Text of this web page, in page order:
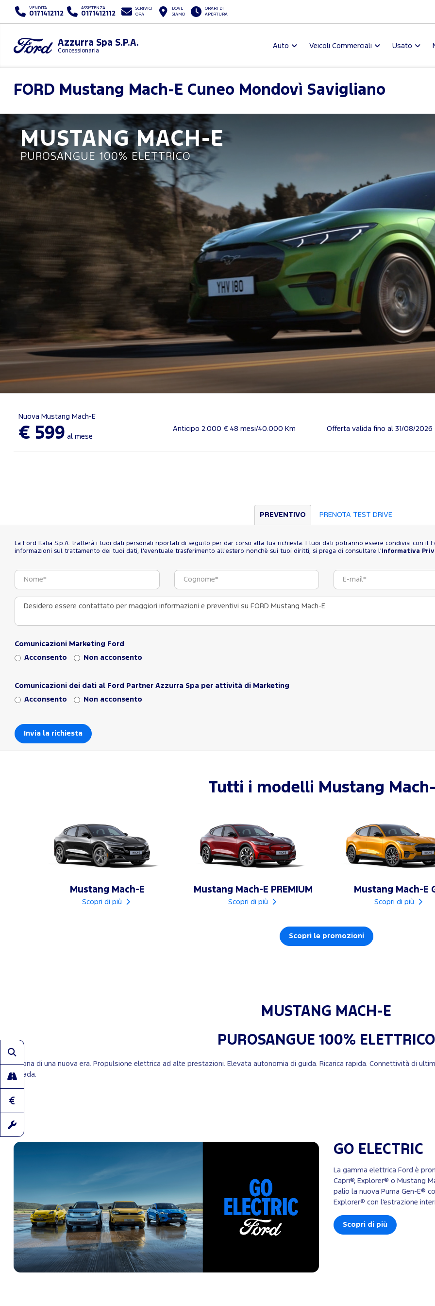
VENDITA
0171412112
ASSISTENZA
0171412112
SCRIVICI
ORA
DOVE
SIAMO
ORARI DI
APERTURA
Azzurra Spa S.P.A.
Concessionaria
Auto Veicoli Commerciali Usato
FORD Mustang Mach-E Cuneo Mondovì Savigliano
MUSTANG MACH-E
PUROSANGUE 100% ELETTRICO
Nuova Mustang Mach-E
€ 599 al mese
Anticipo 2.000 € 48 mesi/40.000 Km Offerta valida fino al 31/08/2026
PREVENTIVO PRENOTA TEST DRIVE
La Ford Italia S.p.A. tratterà i tuoi dati personali riportati di seguito per dar corso alla tua richiesta. I tuoi dati potranno essere condivisi con il
informazioni sul trattamento dei tuoi dati, l'eventuale trasferimento all'estero nonchè sui tuoi diritti, si prega di consultare l' Informativa
Comunicazioni Marketing Ford
Acconsento Non acconsento
Comunicazioni dei dati al Ford Partner Azzurra Spa per attività di Marketing
Acconsento Non acconsento
Tutti i modelli Mustang
Mustang Mach-E
Scopri di più
Mustang Mach-E PREMIUM
Scopri di più
Mustang Mach-E
Scopri di più
Scopri le promozioni
MUSTANG MACH-E
PUROSANGUE 100% ELETTRICO
L’icona di una nuova era. Propulsione elettrica ad alte prestazioni. Elevata autonomia di guida. Ricarica rapida. Connettività di
strada.
GO ELECTRIC
La gamma elettrica Ford è
Capri®, Explorer® o Mustang
palio la nuova Puma Gen-E®
Explorer® con l’estrazione
Scopri di più